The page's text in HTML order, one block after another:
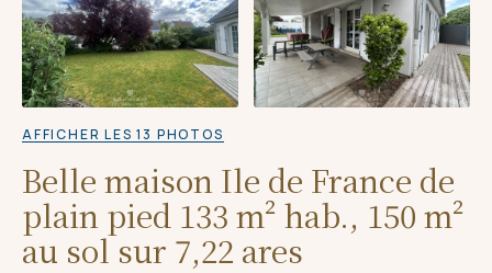
AFFICHER LES 13 PHOTOS
Belle maison Ile de France de
plain pied 133 m² hab., 150 m²
au sol sur 7,22 ares